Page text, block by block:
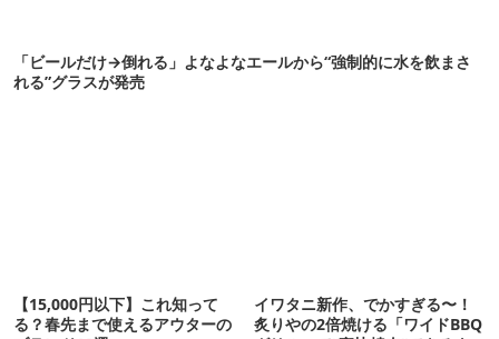
「ビールだけ→倒れる」よなよなエールから“強制的に水を飲まさ
れる”グラスが発売
【15,000円以下】これ知って
る？春先まで使えるアウターの
イワタニ新作、でかすぎる〜！
炙りやの2倍焼ける「ワイドBBQ